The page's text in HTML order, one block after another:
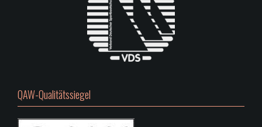
QAW-Qualitätssiegel